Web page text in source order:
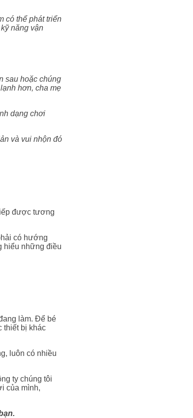
có thể phát triển
năng vận
sau hoặc chúng
hơn, cha mẹ
dạng chơi
và vui nhộn đó
được tương
có hướng
hiểu những điều
làm. Để bé
thiết bị khác
luôn có nhiều
ty chúng tôi
của mình,